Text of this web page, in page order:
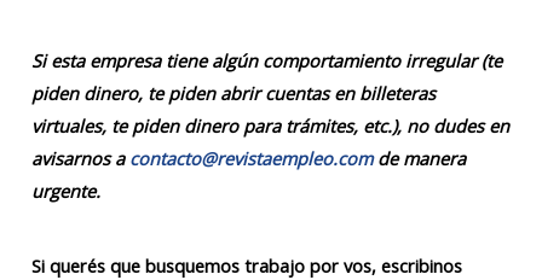
Si esta empresa tiene algún comportamiento irregular (te
piden dinero, te piden abrir cuentas en billeteras
virtuales, te piden dinero para trámites, etc.), no dudes en
avisarnos a contacto@revistaempleo.comde manera
urgente.
Si querés que busquemos trabajo por vos, escribinos